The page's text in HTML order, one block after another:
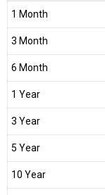
1 Month
3 Month
6 Month
1 Year
3 Year
5 Year
10 Year